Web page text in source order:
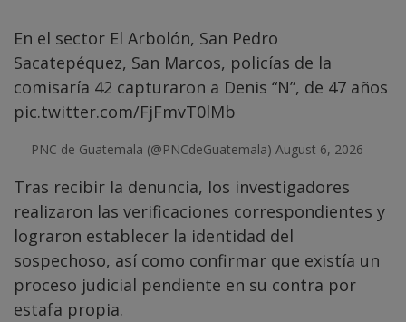
En el sector El Arbolón, San Pedro
Sacatepéquez, San Marcos, policías de la
comisaría 42 capturaron a Denis “N”, de 47 años
pic.twitter.com/FjFmvT0lMb
— PNC de Guatemala (@PNCdeGuatemala) August 6, 2026
Tras recibir la denuncia, los investigadores
realizaron las verificaciones correspondientes y
lograron establecer la identidad del
sospechoso, así como confirmar que existía un
proceso judicial pendiente en su contra por
estafa propia.